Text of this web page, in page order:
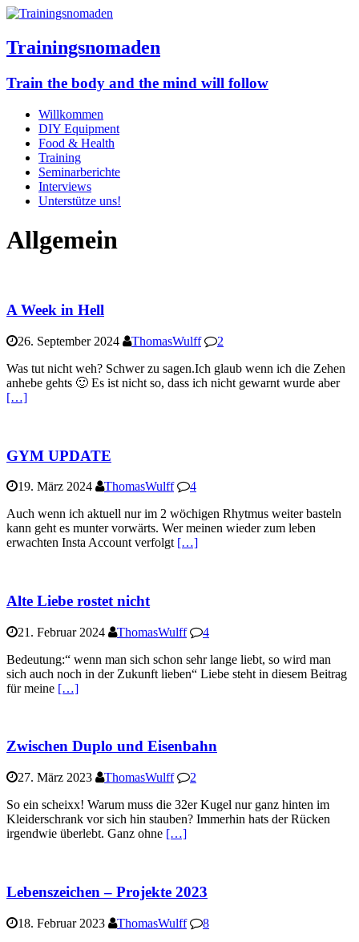
Trainingsnomaden
Train the body and the mind will follow
Willkommen
DIY Equipment
Food & Health
Training
Seminarberichte
Interviews
Unterstütze uns!
Allgemein
A Week in Hell
26. September 2024 ThomasWulff
2
Was tut nicht weh? Schwer zu sagen.Ich glaub wenn ich die Zehen
anhebe gehts 🙂 Es ist nicht so, dass ich nicht gewarnt wurde aber
[…]
GYM UPDATE
19. März 2024 ThomasWulff
4
Auch wenn ich aktuell nur im 2 wöchigen Rhytmus weiter basteln
kann geht es munter vorwärts. Wer meinen wieder zum leben
erwachten Insta Account verfolgt […]
Alte Liebe rostet nicht
21. Februar 2024 ThomasWulff
4
Bedeutung:“ wenn man sich schon sehr lange liebt, so wird man
sich auch noch in der Zukunft lieben“ Liebe steht in diesem Beitrag
für meine […]
Zwischen Duplo und Eisenbahn
27. März 2023 ThomasWulff
2
So ein scheixx! Warum muss die 32er Kugel nur ganz hinten im
Kleiderschrank vor sich hin stauben? Immerhin hats der Rücken
irgendwie überlebt. Ganz ohne […]
Lebenszeichen – Projekte 2023
18. Februar 2023 ThomasWulff
8